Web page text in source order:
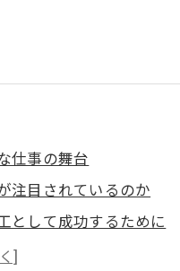
仕事の舞台
注目されているのか
として成功するために
アップの秘訣